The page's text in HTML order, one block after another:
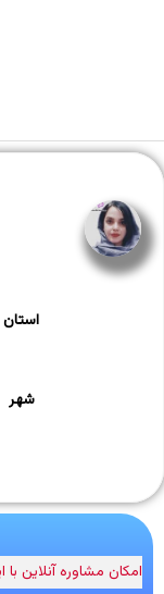
استان
شهر
امکان مشاوره آنلاین